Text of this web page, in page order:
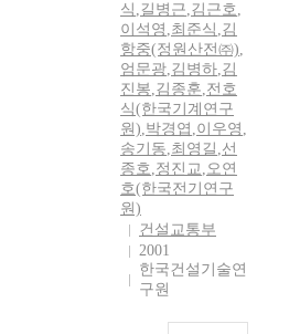
식 , 길병근,김근호,
이석영 ,최준식 ,김
항중(정원산전㈜),
엄문광,김병하,김
진봉,김종훈,전호
식(한국기계연구
원),박경엽 ,이우영 ,
송기동,최영길 ,선
종호,정진교,오연
호(한국전기연구
원)
건설교통부
2001
한국건설기술연
구원